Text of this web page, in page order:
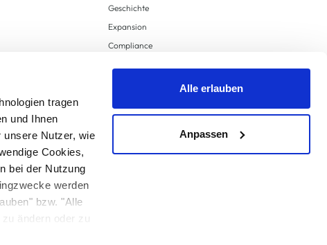
tragen
und Ihnen
unsere Nutzer, wie
Cookies,
bei der Nutzung
werden
bzw. "Alle
ändern oder zu
Alle erlauben
Anpassen
Geschichte
Expansion
Compliance
Supply Chain Due Diligence